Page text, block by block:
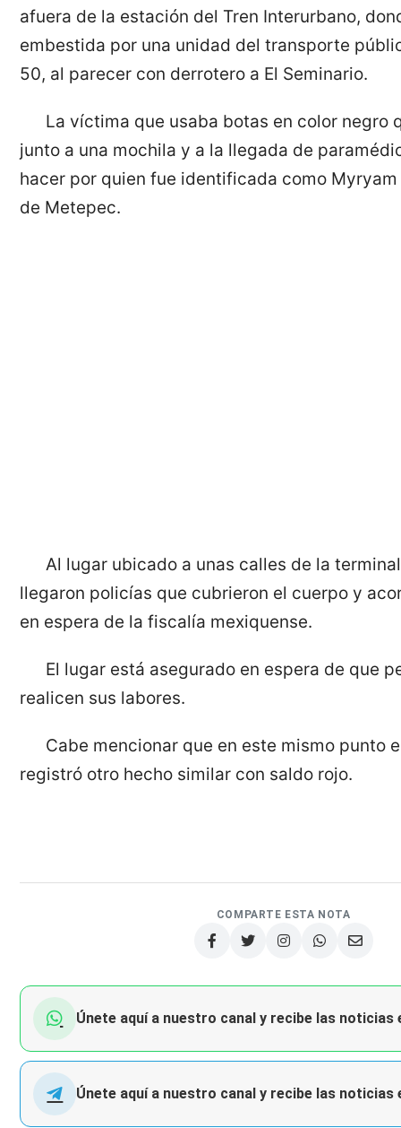
afuera de la estación del Tren Interurbano,
embestida por una unidad del transporte
50, al parecer con derrotero a El Seminario.
La víctima que usaba botas en color negro
junto a una mochila y a la llegada de
hacer por quien fue identificada como
de Metepec.
Al lugar ubicado a unas calles de la
llegaron policías que cubrieron el cuerpo y
en espera de la fiscalía mexiquense.
El lugar está asegurado en espera de que
realicen sus labores.
Cabe mencionar que en este mismo punto
registró otro hecho similar con saldo rojo.
COMPARTE ESTA NOTA
Únete aquí a nuestro canal y recibe las noticias
Únete aquí a nuestro canal y recibe las noticias